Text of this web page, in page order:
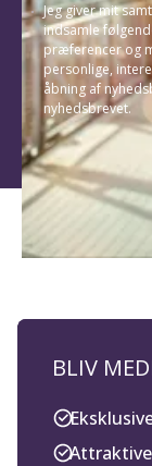
Jeg giver mit
indsamle
præferencer og
personlige,
åbning af
nyhedsbrevet.
BLIV